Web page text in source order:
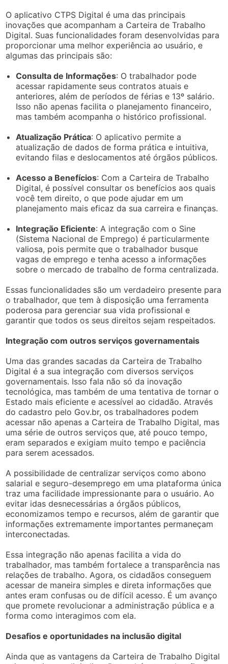
O aplicativo CTPS Digital é uma das principais
inovações que acompanham a Carteira de Trabalho
Digital. Suas funcionalidades foram desenvolvidas para
proporcionar uma melhor experiência ao usuário, e
algumas das principais são:
Consulta de Informações: O trabalhador pode
acessar rapidamente seus contratos atuais e
anteriores, além de períodos de férias e 13º salário.
Isso não apenas facilita o planejamento financeiro,
mas também acompanha o histórico profissional.
Atualização Prática: O aplicativo permite a
atualização de dados de forma prática e intuitiva,
evitando filas e deslocamentos até órgãos públicos.
Acesso a Benefícios: Com a Carteira de Trabalho
Digital, é possível consultar os benefícios aos quais
você tem direito, o que pode ajudar em um
planejamento mais eficaz da sua carreira e finanças.
Integração Eficiente: A integração com o Sine
(Sistema Nacional de Emprego) é particularmente
valiosa, pois permite que o trabalhador busque
vagas de emprego e tenha acesso a informações
sobre o mercado de trabalho de forma centralizada.
Essas funcionalidades são um verdadeiro presente para
o trabalhador, que tem à disposição uma ferramenta
poderosa para gerenciar sua vida profissional e
garantir que todos os seus direitos sejam respeitados.
Integração com outros serviços governamentais
Uma das grandes sacadas da Carteira de Trabalho
Digital é a sua integração com diversos serviços
governamentais. Isso fala não só da inovação
tecnológica, mas também de uma tentativa de tornar o
Estado mais eficiente e acessível ao cidadão. Através
do cadastro pelo Gov.br, os trabalhadores podem
acessar não apenas a Carteira de Trabalho Digital, mas
uma série de outros serviços que, até pouco tempo,
eram separados e exigiam muito tempo e paciência
para serem acessados.
A possibilidade de centralizar serviços como abono
salarial e seguro-desemprego em uma plataforma única
traz uma facilidade impressionante para o usuário. Ao
evitar idas desnecessárias a órgãos públicos,
economizamos tempo e recursos, além de garantir que
informações extremamente importantes permaneçam
interconectadas.
Essa integração não apenas facilita a vida do
trabalhador, mas também fortalece a transparência nas
relações de trabalho. Agora, os cidadãos conseguem
acessar de maneira simples e direta informações que
antes eram confusas ou de difícil acesso. É um avanço
que promete revolucionar a administração pública e a
forma como interagimos com ela.
Desafios e oportunidades na inclusão digital
Ainda que as vantagens da Carteira de Trabalho Digital